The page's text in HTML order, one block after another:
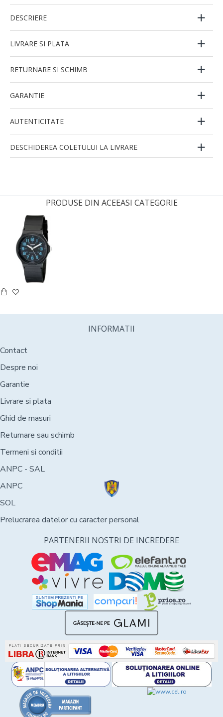
DESCRIERE
LIVRARE SI PLATA
RETURNARE SI SCHIMB
GARANTIE
AUTENTICITATE
DESCHIDEREA COLETULUI LA LIVRARE
PRODUSE DIN ACEEASI CATEGORIE
INFORMATII
Contact
Despre noi
Garantie
Livrare si plata
Ghid de masuri
Returnare sau schimb
Termeni si conditii
ANPC - SAL
ANPC
SOL
Prelucrarea datelor cu caracter personal
PARTENERII NOSTRI DE INCREDERE